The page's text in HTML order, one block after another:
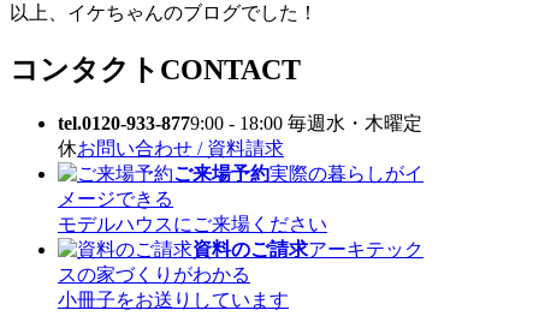
以上、イケちゃんのブログでした！
コンタクト CONTACT
tel.0120-933-8779:00 - 18:00 毎週水・木曜定
休お問い合わせ / 資料請求
ご来場予約実際の暮らしがイ
メージできる
モデルハウスにご来場ください
資料のご請求アーキテック
スの家づくりがわかる
小冊子をお送りしています